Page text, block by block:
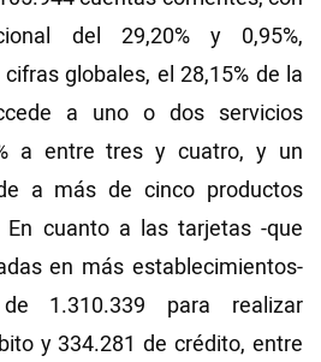
del 29,20% y 0,95%,
globales, el 28,15% de la
a uno o dos servicios
a entre tres y cuatro, y un
a más de cinco productos
En cuanto a las tarjetas -que
en más establecimientos-
1.310.339 para realizar
y 334.281 de crédito, entre